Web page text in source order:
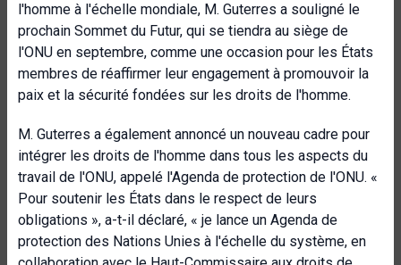
l'homme à l'échelle mondiale, M. Guterres a souligné le
prochain Sommet du Futur, qui se tiendra au siège de
l'ONU en septembre, comme une occasion pour les États
membres de réaffirmer leur engagement à promouvoir la
paix et la sécurité fondées sur les droits de l'homme.
M. Guterres a également annoncé un nouveau cadre pour
intégrer les droits de l'homme dans tous les aspects du
travail de l'ONU, appelé l'Agenda de protection de l'ONU. «
Pour soutenir les États dans le respect de leurs
obligations », a-t-il déclaré, « je lance un Agenda de
protection des Nations Unies à l'échelle du système, en